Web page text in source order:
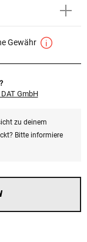
Gewähr
GmbH
zu deinem
Bitte informiere